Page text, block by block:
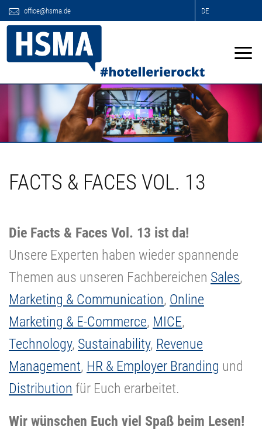
office@hsma.de DE
FACTS & FACES VOL. 13
Die Facts & Faces Vol. 13 ist da!
Unsere Experten haben wieder spannende
Themen aus unseren Fachbereichen Sales,
Marketing & Communication, Online
Marketing & E-Commerce, MICE,
Technology, Sustainability, Revenue
Management, HR & Employer Branding und
Distribution für Euch erarbeitet.
Wir wünschen Euch viel Spaß beim Lesen!